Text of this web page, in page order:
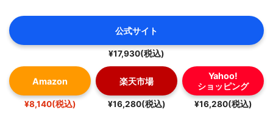
公式サイト
¥17,930(税込)
Amazon
¥8,140(税込)
楽天市場
¥16,280(税込)
Yahoo!
ショッピング
¥16,280(税込)